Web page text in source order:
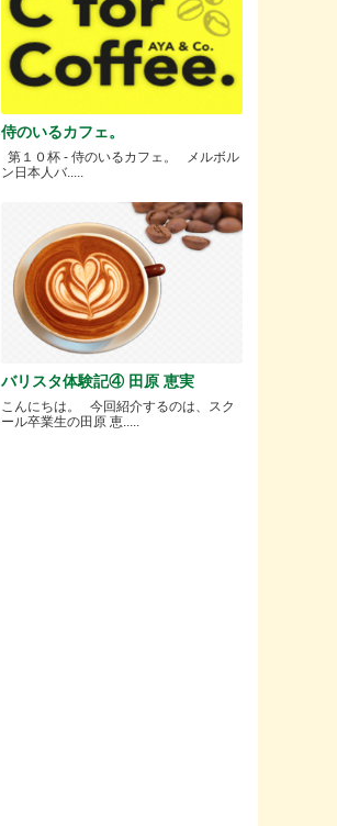
侍のいるカフェ。
第１０杯 - 侍のいるカフェ。 メルボル
ン日本人バ.....
バリスタ体験記④ 田原 恵実
こんにちは。 今回紹介するのは、スク
ール卒業生の田原 恵.....